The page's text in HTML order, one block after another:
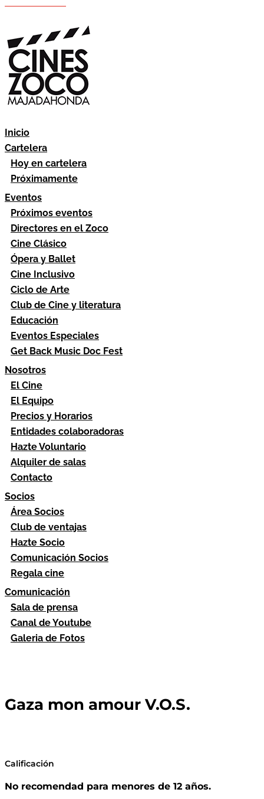
Inicio
Cartelera
Hoy en cartelera
Próximamente
Eventos
Próximos eventos
Directores en el Zoco
Cine Clásico
Ópera y Ballet
Cine Inclusivo
Ciclo de Arte
Club de Cine y literatura
Educación
Eventos Especiales
Get Back Music Doc Fest
Nosotros
El Cine
El Equipo
Precios y Horarios
Entidades colaboradoras
Hazte Voluntario
Alquiler de salas
Contacto
Socios
Área Socios
Club de ventajas
Hazte Socio
Comunicación Socios
Regala cine
Comunicación
Sala de prensa
Canal de Youtube
Galeria de Fotos
Gaza mon amour V.O.S.
Calificación
No recomendad para menores de 12 años.